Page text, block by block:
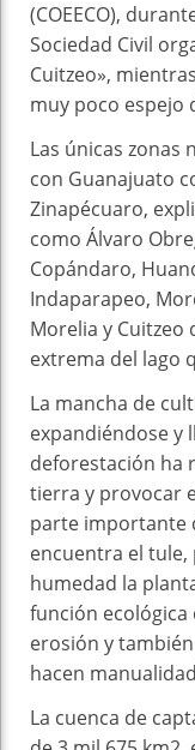
(COEECO),
Sociedad Civil
Cuitzeo»,
muy poco espejo
Las únicas zonas
con Guanajuato
Zinapécuaro,
como Álvaro
Copándaro,
Indaparapeo,
Morelia y Cuitzeo
extrema del lago
La mancha de
expandiéndose y
deforestación ha
tierra y provocar
parte importante
encuentra el
humedad la
función ecológica
erosión y
hacen
La cuenca de